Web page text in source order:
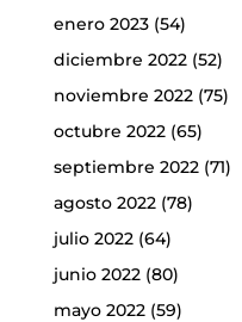
enero 2023(54)
diciembre 2022(52)
noviembre 2022(75)
octubre 2022(65)
septiembre 2022(71)
agosto 2022(78)
julio 2022(64)
junio 2022(80)
mayo 2022(59)